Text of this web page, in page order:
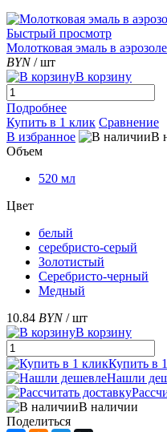
Быстрый просмотр
Молотковая эмаль в
BYN / шт
В корзину
Подробнее
Купить в 1 клик Сравнение
В избранное
В
Объем
520 мл
Цвет
белый
серебристо-серый
Золотистый
Серебристо-черный
Медный
10.84 BYN / шт
В корзину
Купить в
Нашли
В наличии
Поделиться